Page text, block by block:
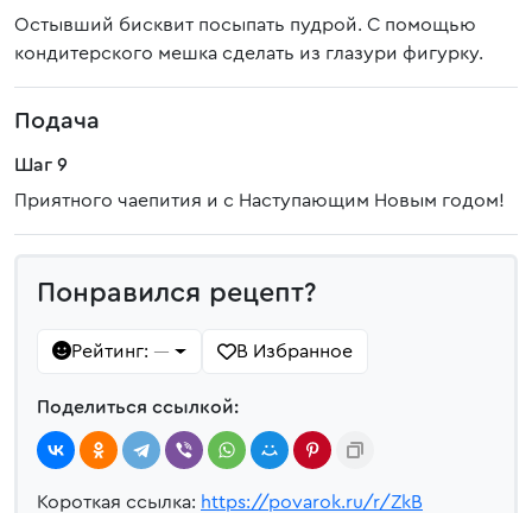
Остывший бисквит посыпать пудрой. С помощью
кондитерского мешка сделать из глазури фигурку.
Подача
Шаг 9
Приятного чаепития и с Наступающим Новым годом!
Понравился рецепт?
Рейтинг: — В Избранное
Поделиться ссылкой:
Короткая ссылка: https://povarok.ru/r/ZkB